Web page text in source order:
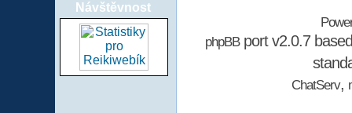
Návštěvnost
phpBBport v2.0.7
ChatServ,